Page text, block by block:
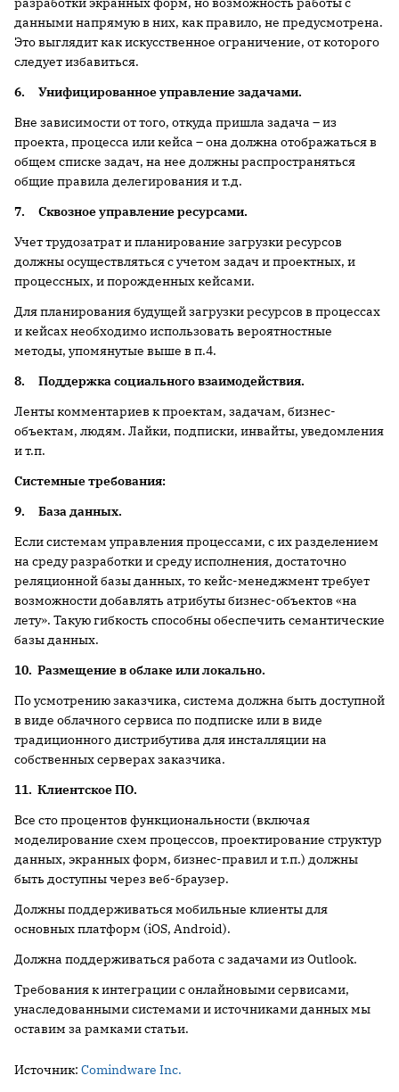
данными напрямую в них, как правило, не предусмотрена.
Это выглядит как искусственное ограничение, от которого
следует избавиться.
6. Унифицированное управление задачами.
Вне зависимости от того, откуда пришла задача – из
проекта, процесса или кейса – она должна отображаться в
общем списке задач, на нее должны распространяться
общие правила делегирования и т.д.
7. Сквозное управление ресурсами.
Учет трудозатрат и планирование загрузки ресурсов
должны осуществляться с учетом задач и проектных, и
процессных, и порожденных кейсами.
Для планирования будущей загрузки ресурсов в процессах
и кейсах необходимо использовать вероятностные
методы, упомянутые выше в п.4.
8. Поддержка социального взаимодействия.
Ленты комментариев к проектам, задачам, бизнес-
объектам, людям. Лайки, подписки, инвайты, уведомления
и т.п.
Системные требования:
9. База данных.
Если системам управления процессами, с их разделением
на среду разработки и среду исполнения, достаточно
реляционной базы данных, то кейс-менеджмент требует
возможности добавлять атрибуты бизнес-объектов «на
лету». Такую гибкость способны обеспечить семантические
базы данных.
10. Размещение в облаке или локально.
По усмотрению заказчика, система должна быть доступной
в виде облачного сервиса по подписке или в виде
традиционного дистрибутива для инсталляции на
собственных серверах заказчика.
11. Клиентское ПО.
Все сто процентов функциональности (включая
моделирование схем процессов, проектирование структур
данных, экранных форм, бизнес-правил и т.п.) должны
быть доступны через веб-браузер.
Должны поддерживаться мобильные клиенты для
основных платформ (iOS, Android).
Должна поддерживаться работа с задачами из Outlook.
Требования к интеграции с онлайновыми сервисами,
унаследованными системами и источниками данных мы
оставим за рамками статьи.
Источник: Comindware Inc.